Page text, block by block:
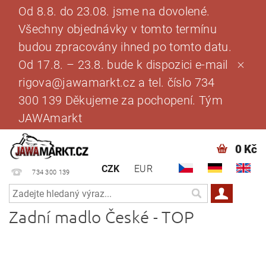
Od 8.8. do 23.08. jsme na dovolené.
Všechny objednávky v tomto termínu
budou zpracovány ihned po tomto datu.
Od 17.8. – 23.8. bude k dispozici e-mail
rigova@jawamarkt.cz a tel. číslo 734
300 139 Děkujeme za pochopení. Tým
JAWAmarkt
734 300 139 CZK EUR
0 Kč
Zadní madlo České - TOP